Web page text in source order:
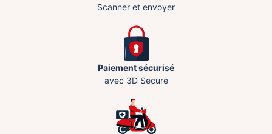
Scanner et envoyer
Paiement sécurisé
avec 3D Secure